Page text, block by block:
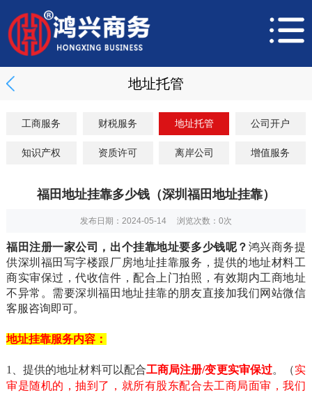
地址托管
工商服务 财税服务 地址托管 公司开户
知识产权 资质许可 离岸公司 增值服务
福田地址挂靠多少钱（深圳福田地址挂靠）
发布日期：2024-05-14 浏览次数： 0次
福田注册一家公司，出个挂靠地址要多少钱呢？ 鸿兴商务提
供深圳福田写字楼跟厂房地址挂靠服务，提供的地址材料工
商实审保过，代收信件，配合上门拍照，有效期内工商地址
不异常。需要深圳福田地址挂靠的朋友直接加我们网站微信
客服咨询即可。
地址挂靠服务内容：
1、提供的地址材料可以配合工商局注册/变更实审保过。（实
审是随机的，抽到了，就所有股东配合去工商局面审，我们